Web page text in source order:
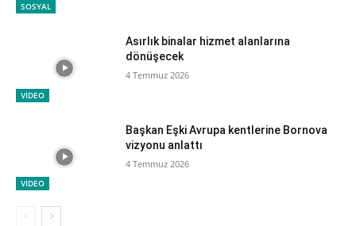
SOSYAL
VİDEO
Asırlık binalar hizmet alanlarına
dönüşecek
4 Temmuz 2026
VİDEO
Başkan Eşki Avrupa kentlerine Bornova
vizyonu anlattı
4 Temmuz 2026